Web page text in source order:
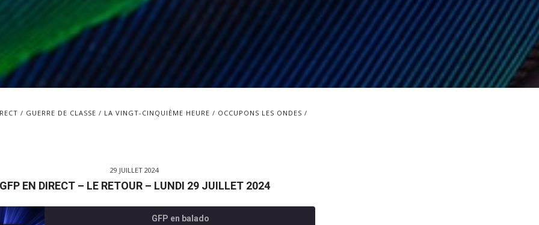
GUERRE DE CLASSE LA VINGT-CINQUIÈME HEURE OCCUPONS LES ONDES
29 JUILLET 2024
GFP EN DIRECT – LE RETOUR – LUNDI 29 JUILLET 2024
GFP en balado